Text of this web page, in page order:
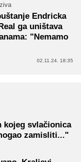
Endricka
ga uništava
"Nemamo
02.11.24. 18:35
kojeg svlačionica
zamisliti..."